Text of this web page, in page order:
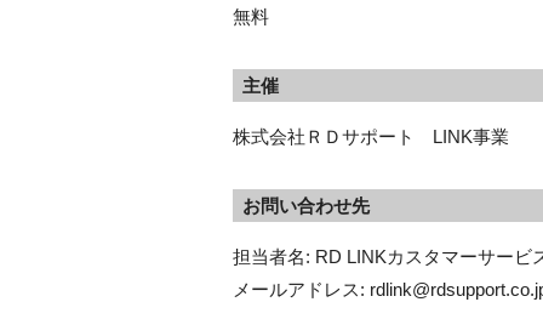
無料
主催
株式会社ＲＤサポート LINK事業
お問い合わせ先
担当者名: RD LINKカスタマーサービ
メールアドレス: